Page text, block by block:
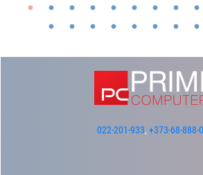
022-201-933, +373-68-888-